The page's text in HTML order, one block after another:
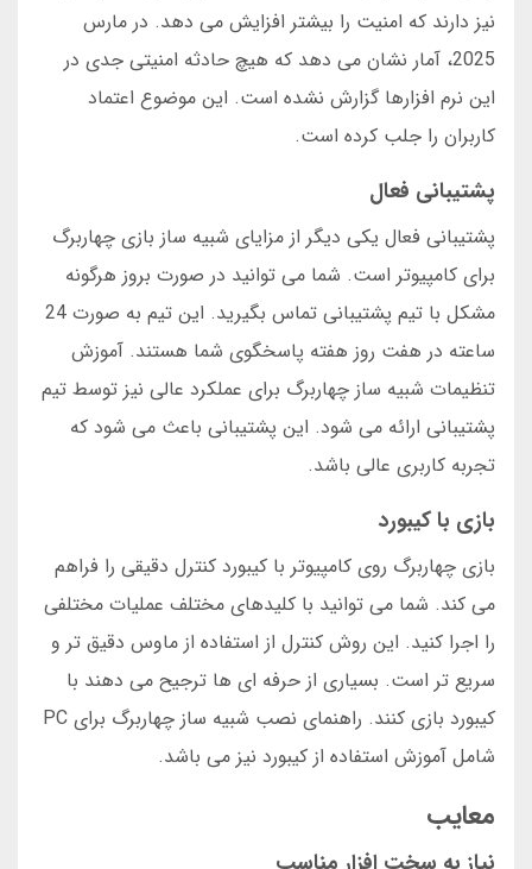
نیز دارند که امنیت را بیشتر افزایش می دهد. در مارس
2025، آمار نشان می دهد که هیچ حادثه امنیتی جدی در
این نرم افزارها گزارش نشده است. این موضوع اعتماد
کاربران را جلب کرده است.
پشتیبانی فعال
پشتیبانی فعال یکی دیگر از مزایای شبیه ساز بازی چهاربرگ
برای کامپیوتر است. شما می توانید در صورت بروز هرگونه
مشکل با تیم پشتیبانی تماس بگیرید. این تیم به صورت 24
ساعته در هفت روز هفته پاسخگوی شما هستند. آموزش
تنظیمات شبیه ساز چهاربرگ برای عملکرد عالی نیز توسط تیم
پشتیبانی ارائه می شود. این پشتیبانی باعث می شود که
تجربه کاربری عالی باشد.
بازی با کیبورد
بازی چهاربرگ روی کامپیوتر با کیبورد کنترل دقیقی را فراهم
می کند. شما می توانید با کلیدهای مختلف عملیات مختلفی
را اجرا کنید. این روش کنترل از استفاده از ماوس دقیق تر و
سریع تر است. بسیاری از حرفه ای ها ترجیح می دهند با
کیبورد بازی کنند. راهنمای نصب شبیه ساز چهاربرگ برای PC
شامل آموزش استفاده از کیبورد نیز می باشد.
معایب